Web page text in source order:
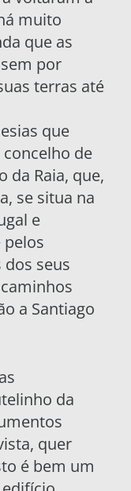
muito
que as
por
terras até
que
de
da Raia, que,
se situa na
e
pelos
seus
a Santiago
da
quer
é bem um